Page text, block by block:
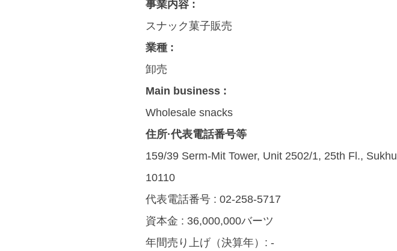
事業内容 :
スナック菓子販売
業種 :
卸売
Main business :
Wholesale snacks
住所·代表電話番号等
159/39 Serm-Mit Tower, Unit 2502/1, 25th Fl.,
10110
代表電話番号 : 02-258-5717
資本金 : 36,000,000バーツ
年間売り上げ（決算年）: -